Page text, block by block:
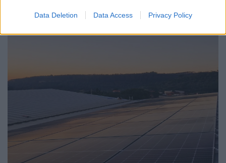
Data Deletion Data Access Privacy Policy